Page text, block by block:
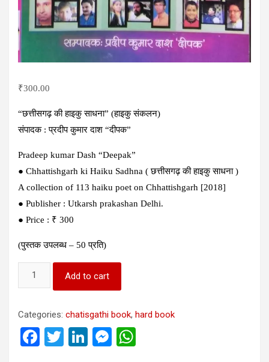
₹300.00
“छत्तीसगढ़ की हाइकु साधना” (हाइकु संकलन)
संपादक : प्रदीप कुमार दाश “दीपक”
Pradeep kumar Dash “Deepak”
● Chhattishgarh ki Haiku Sadhna ( छत्तीसगढ़ की हाइकु साधना )
A collection of 113 haiku poet on Chhattishgarh [2018]
● Publisher : Utkarsh prakashan Delhi.
● Price : ₹ 300
(पुस्तक उपलब्ध – 50 प्रति)
(
छत्तीसगढ़
की
Add to cart
Categories: chatisgathi book, hard book
F
T
Li
M